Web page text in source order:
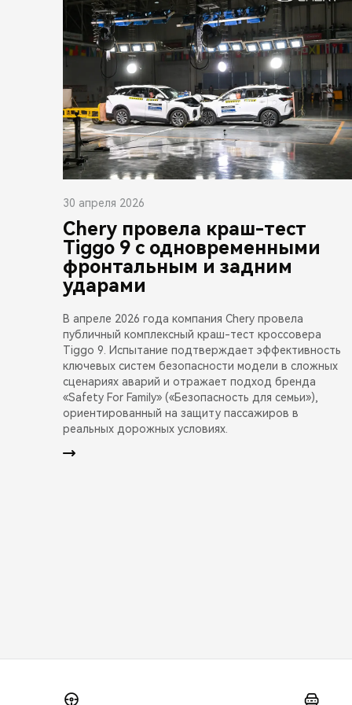
30 апреля 2026
Chery провела краш-тест
Tiggo 9 с одновременными
фронтальным и задним
ударами
В апреле 2026 года компания Chery провела
публичный комплексный краш-тест кроссовера
Tiggo 9. Испытание подтверждает эффективность
ключевых систем безопасности модели в сложных
сценариях аварий и отражает подход бренда
«Safety For Family» («Безопасность для семьи»),
ориентированный на защиту пассажиров в
реальных дорожных условиях.